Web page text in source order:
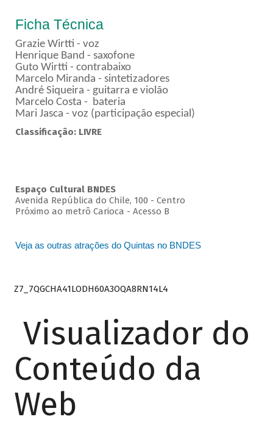
Ficha Técnica
Grazie Wirtti - voz
Henrique Band - saxofone
Guto Wirtti - contrabaixo
Marcelo Miranda - sintetizadores
André Siqueira - guitarra e violão
Marcelo Costa - bateria
Mari Jasca - voz (participação especial)
Classificação: LIVRE
Espaço Cultural BNDES
Avenida República do Chile, 100 - Centro
Próximo ao metrô Carioca - Acesso B
Veja as outras atrações do Quintas no BNDES
Z7_7QGCHA41LODH60A3OQA8RN14L4
Visualizador do
Conteúdo da
Web